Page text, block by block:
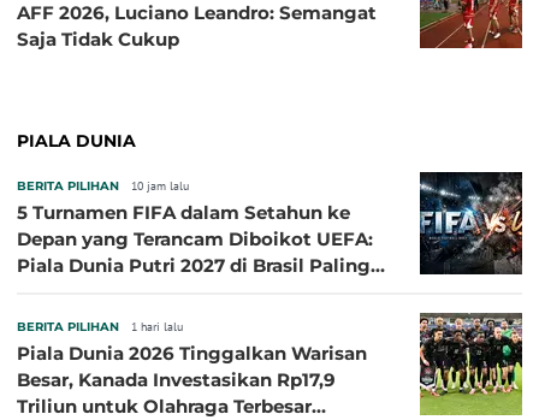
AFF 2026, Luciano Leandro: Semangat
Saja Tidak Cukup
PIALA DUNIA
BERITA PILIHAN 10 jam lalu
5 Turnamen FIFA dalam Setahun ke
Depan yang Terancam Diboikot UEFA:
Piala Dunia Putri 2027 di Brasil Paling
BERITA PILIHAN 1 hari lalu
Piala Dunia 2026 Tinggalkan Warisan
Besar, Kanada Investasikan Rp17,9
Triliun untuk Olahraga Terbesar